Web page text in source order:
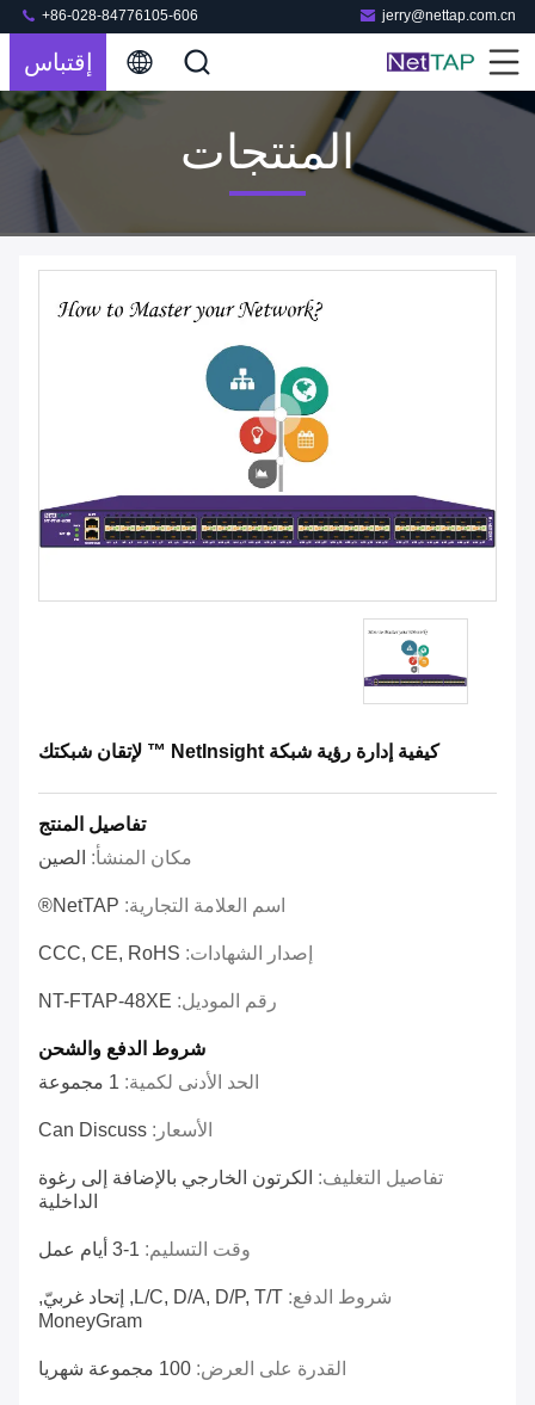
jerry@nettap.com.cn
+86-028-84776105-606
إقتباس
المنتجات
كيفية إدارة رؤية شبكة NetInsight ™ لإتقان شبكتك
تفاصيل المنتج
مكان المنشأ: الصين
اسم العلامة التجارية: NetTAP®
إصدار الشهادات: CCC, CE, RoHS
رقم الموديل: NT-FTAP-48XE
شروط الدفع والشحن
الحد الأدنى لكمية: 1 مجموعة
الأسعار: Can Discuss
تفاصيل التغليف: الكرتون الخارجي بالإضافة إلى رغوة
الداخلية
وقت التسليم: 1-3 أيام عمل
شروط الدفع:
L/C, D/A, D/P, T/T, إتحاد غربيّ,
MoneyGram
القدرة على العرض: 100 مجموعة شهريا